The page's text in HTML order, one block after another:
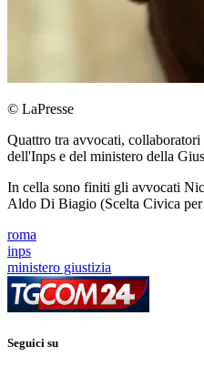
© LaPresse
Quattro tra avvocati, collaboratori
dell'Inps e del ministero della
In cella sono finiti gli avvocati
Aldo Di Biagio (Scelta Civica
roma
inps
ministero giustizia
Seguici su